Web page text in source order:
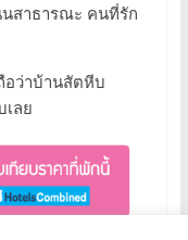
สาธารณะ คนที่รัก
อว่าบ้านสัตหีบ
ลย